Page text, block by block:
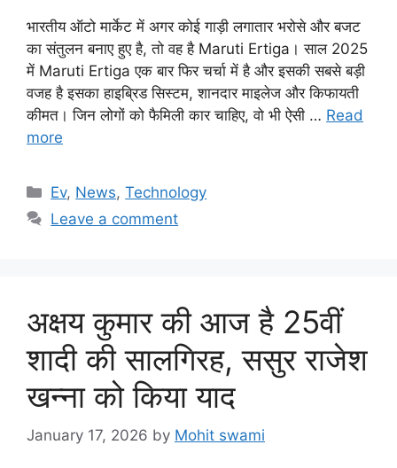
भारतीय ऑटो मार्केट में अगर कोई गाड़ी लगातार भरोसे और बजट
का संतुलन बनाए हुए है, तो वह है Maruti Ertiga। साल 2025
में Maruti Ertiga एक बार फिर चर्चा में है और इसकी सबसे बड़ी
वजह है इसका हाइब्रिड सिस्टम, शानदार माइलेज और किफायती
कीमत। जिन लोगों को फैमिली कार चाहिए, वो भी ऐसी … Read
more
Categories
Ev, News,Technology
Leave a comment
अक्षय कुमार की आज है 25वीं
शादी की सालगिरह, ससुर राजेश
खन्ना को किया याद
January 17, 2026 by Mohit swami